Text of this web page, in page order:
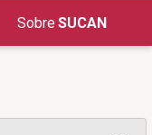
SUCAN